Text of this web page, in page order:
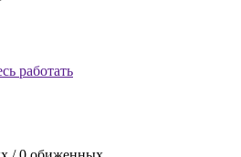
работать